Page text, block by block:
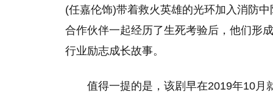
(任嘉伦饰)带着救火英雄的光环加入消防
合作伙伴一起经历了生死考验后，他们形
行业励志成长故事。
值得一提的是，该剧早在2019年10月